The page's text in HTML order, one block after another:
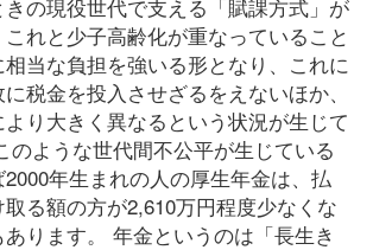
の現役世代で支える「賦課方式」が
れと少子高齢化が重なっていること
当な負担を強いる形となり、これに
税金を投入させざるをえないほか、
り大きく異なるという状況が生じて
のような世代間不公平が生じている
年生まれの人の厚生年金は、払
る額の方が2,610万円程度少なくな
ります。 年金というのは「長生き